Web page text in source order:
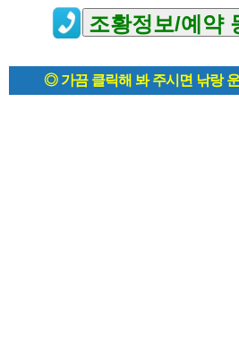
◎ 가끔 클릭해 봐 주시면 낚랑